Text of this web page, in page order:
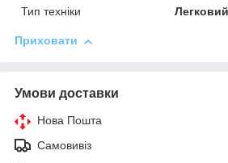
Тип техніки
Приховати
Умови доставки
Нова Пошта
Самовивіз